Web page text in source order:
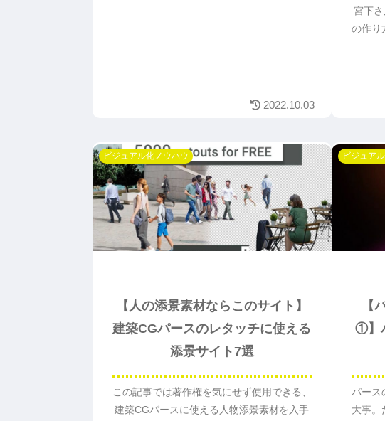
2022.10.03
宮下
の作り
ビジュアル化ノウハウ
【人の添景素材ならこのサイト】
建築CGパースのレタッチに使える
添景サイト7選
この記事では著作権を気にせず使用できる、
建築CGパースに使える人物添景素材を入手
ビジュア
【
①】
パース
大事。